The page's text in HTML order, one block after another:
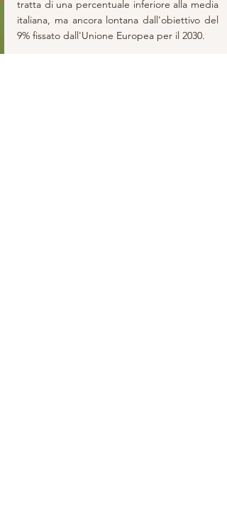
tratta di una percentuale inferiore alla media
italiana, ma ancora lontana dall'obiettivo del
9% fissato dall'Unione Europea per il 2030.